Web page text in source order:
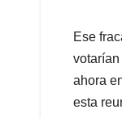
Ese
ahora
esta